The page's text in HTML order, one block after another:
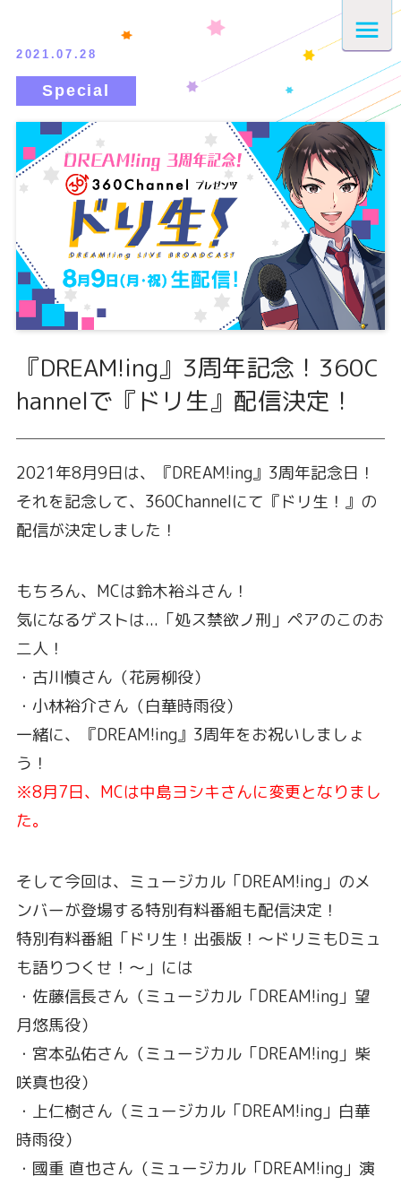
2021.07.28
『DREAM!ing』3周年記念！360C
hannelで『ドリ生』配信決定！
2021年8月9日は、『DREAM!ing』3周年記念日！
それを記念して、360Channelにて『ドリ生！』の
配信が決定しました！
もちろん、MCは鈴木裕斗さん！
気になるゲストは...「処ス禁欲ノ刑」ペアのこのお
二人！
・古川慎さん（花房柳役）
・小林裕介さん（白華時雨役）
一緒に、『DREAM!ing』3周年をお祝いしましょ
う！
※8月7日、MCは中島ヨシキさんに変更となりまし
た。
そして今回は、ミュージカル「DREAM!ing」のメ
ンバーが登場する特別有料番組も配信決定！
特別有料番組「ドリ生！出張版！～ドリミもDミュ
も語りつくせ！～」には
・佐藤信長さん（ミュージカル「DREAM!ing」望
月悠馬役）
・宮本弘佑さん（ミュージカル「DREAM!ing」柴
咲真也役）
・上仁樹さん（ミュージカル「DREAM!ing」白華
時雨役）
・國重 直也さん（ミュージカル「DREAM!ing」演